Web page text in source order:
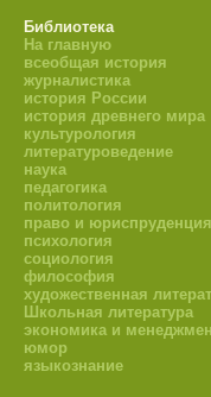
Библиотека
На главную
всеобщая история
журналистика
история России
история древнего мира
культурология
литературоведение
наука
педагогика
политология
право и юриспруденция
психология
социология
философия
художественная
Школьная литература
экономика и
юмор
языкознание